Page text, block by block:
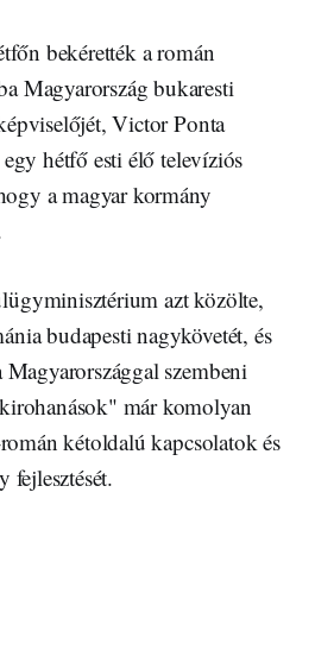
bekérették a román
Magyarország bukaresti
Victor Ponta
hétfő esti élő televíziós
a magyar kormány
azt közölte,
budapesti nagykövetét, és
szembeni
már komolyan
kétoldalú kapcsolatok és
fejlesztését.